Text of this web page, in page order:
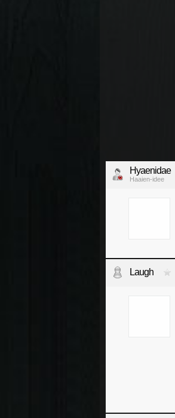
Hyaenidae
Haaien-idee
Laugh